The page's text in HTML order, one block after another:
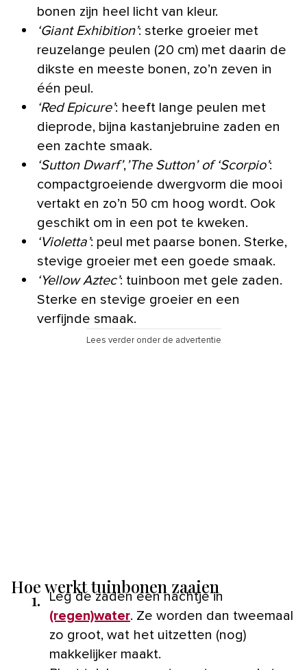
bonen zijn heel licht van kleur.
‘Giant Exhibition’: sterke groeier met
reuzelange peulen (20 cm) met daarin de
dikste en meeste bonen, zo’n zeven in
één peul.
‘Red Epicure’: heeft lange peulen met
dieprode, bijna kastanjebruine zaden en
een zachte smaak.
‘Sutton Dwarf’, ’The Sutton’ of ‘Scorpio’:
compactgroeiende dwergvorm die mooi
vertakt en zo’n 50 cm hoog wordt. Ook
geschikt om in een pot te kweken.
‘Violetta’: peul met paarse bonen. Sterke,
stevige groeier met een goede smaak.
‘Yellow Aztec’: tuinboon met gele zaden.
Sterke en stevige groeier en een
verfijnde smaak.
Lees verder onder de advertentie
Hoe werkt tuinbonen zaaien
1.
Leg de zaden een nachtje in
(regen)water. Ze worden dan tweemaal
zo groot, wat het uitzetten (nog)
makkelijker maakt.